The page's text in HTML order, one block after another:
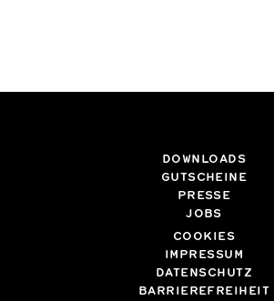
DOWNLOADS
GUTSCHEINE
PRESSE
JOBS
COOKIES
IMPRESSUM
DATENSCHUTZ
BARRIEREFREIHEIT